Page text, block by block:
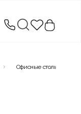
Офисные столы